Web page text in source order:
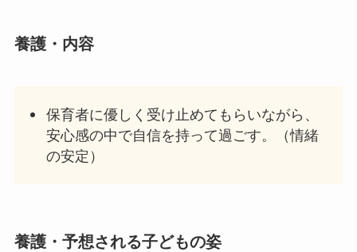
養護・内容
保育者に優しく受け止めてもらいながら、
安心感の中で自信を持って過ごす。（情緒
の安定）
養護・予想される子どもの姿